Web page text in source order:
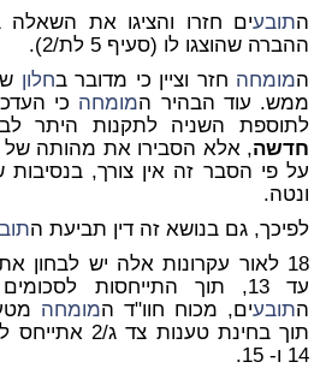
התובעים חזרו והציגו את השאלה
ההברה שהוצגו לו (סעיף 5 לת/2).
המומחה חזר וציין כי מדובר בחלון
ממש. עוד הבהיר המומחה
לתוספת השניה לתקנות היתר
חדשה, אלא הסבירו את מהותה של
על פי הסבר זה אין צורך, בנסיבות
ונטה.
לפיכך, גם בנושא זה דין תביעת ה
18 לאור עקרונות אלה יש לבחון את הדירות של ה
עד 13, תוך התייחסות
התובעים, מכוח חוו"ד המומחה
תוך בחינת טענות צד ג/2 אתייחס לליקויים בדירות ה
14 ו- 15.